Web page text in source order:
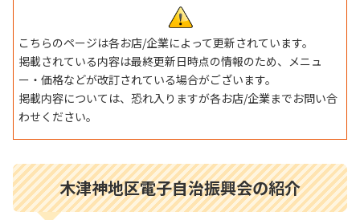
こちらのページは各お店/企業によって更新されています。
掲載されている内容は最終更新日時点の情報のため、メニュ
ー・価格などが改訂されている場合がございます。
掲載内容については、恐れ入りますが各お店/企業までお問い合
わせください。
木津神地区電子自治振興会の紹介